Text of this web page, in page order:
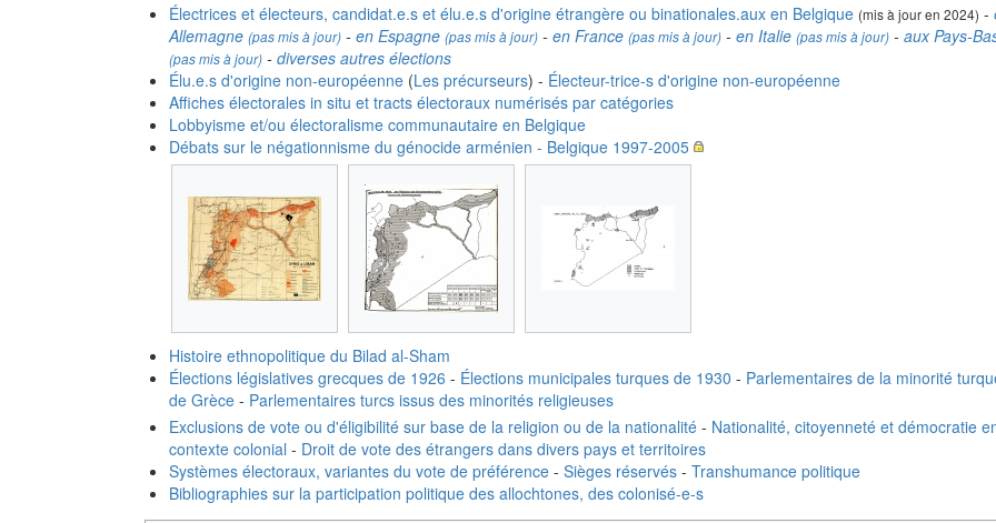
Électrices et électeurs, candidat.e.s et élu.e.s d'origine étrangère ou binationales.aux en Belgique (mis à jour en 2024) -
Allemagne(pas mis à jour) -en Espagne(pas mis à jour) -en France(pas mis à jour) -en Italie(pas mis à jour) -aux Pays-
(pas mis à jour) -diverses autres élections
Élu.e.s d'origine non-européenne (Les précurseurs) - Électeur-trice-s d'origine non-européenne
Affiches électorales in situ et tracts électoraux numérisés par catégories
Lobbyisme et/ou électoralisme communautaire en Belgique
Débats sur le négationnisme du génocide arménien - Belgique 1997-2005
Histoire ethnopolitique du Bilad al-Sham
Élections législatives grecques de 1926 - Élections municipales turques de 1930 - Parlementaires de la minorité
de Grèce - Parlementaires turcs issus des minorités religieuses
Exclusions de vote ou d'éligibilité sur base de la religion ou de la nationalité - Nationalité, citoyenneté et démocratie
contexte colonial - Droit de vote des étrangers dans divers pays et territoires
Systèmes électoraux, variantes du vote de préférence -Sièges réservés -Transhumance politique
Bibliographies sur la participation politique des allochtones, des colonisé-e-s